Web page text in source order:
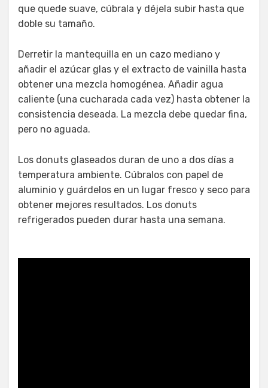
que quede suave, cúbrala y déjela subir hasta que
doble su tamaño.
Derretir la mantequilla en un cazo mediano y
añadir el azúcar glas y el extracto de vainilla hasta
obtener una mezcla homogénea. Añadir agua
caliente (una cucharada cada vez) hasta obtener la
consistencia deseada. La mezcla debe quedar fina,
pero no aguada.
Los donuts glaseados duran de uno a dos días a
temperatura ambiente. Cúbralos con papel de
aluminio y guárdelos en un lugar fresco y seco para
obtener mejores resultados. Los donuts
refrigerados pueden durar hasta una semana.